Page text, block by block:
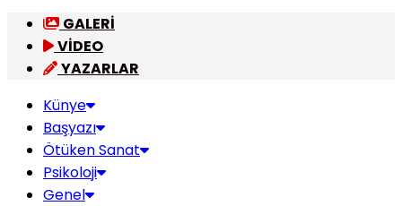
GALERİ
VİDEO
YAZARLAR
Künye
Başyazı
Ötüken Sanat
Psikoloji
Genel